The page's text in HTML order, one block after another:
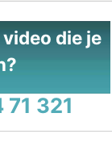
die je
321